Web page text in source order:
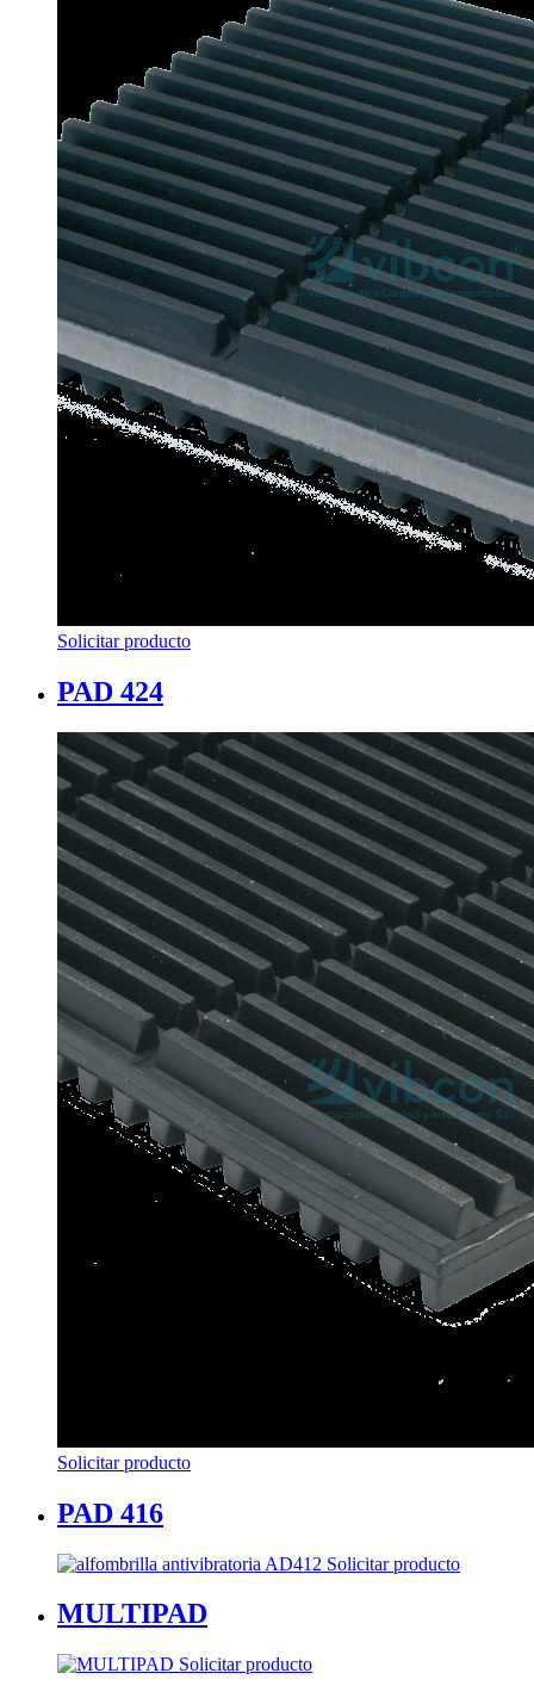
Solicitar producto
PAD 424
Solicitar producto
PAD 416
Solicitar producto
MULTIPAD
Solicitar producto